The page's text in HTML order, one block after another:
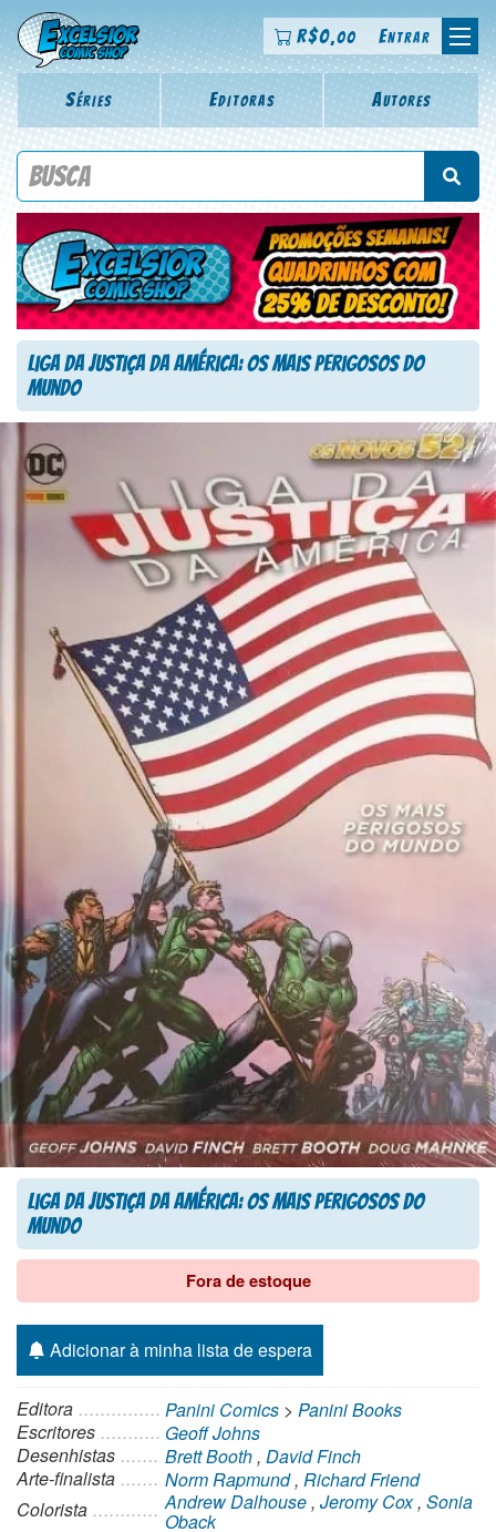
R$0,00 Entrar
Séries Editoras Autores
Procure por título da revista, personagem, série, escritor,
Liga da Justiça da América: Os Mais Perigosos do
Mundo
Liga da Justiça da América: Os Mais Perigosos do
Mundo
Fora de estoque
Adicionar à minha lista de espera
Editora Panini Comics > Panini Books
Escritores
Geoff Johns
Desenhistas
Brett Booth, David Finch
Arte-finalista
Norm Rapmund, Richard Friend
Colorista
Andrew Dalhouse, Jeromy Cox, Sonia
Oback